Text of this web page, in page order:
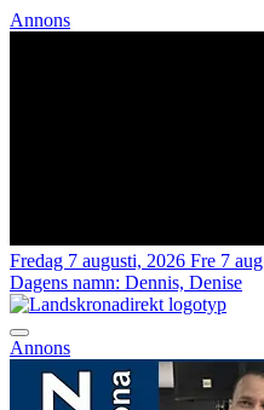
Annons
Fredag 7 augusti, 2026 Fre 7 aug
Dagens namn: Dennis, Denise
Annons